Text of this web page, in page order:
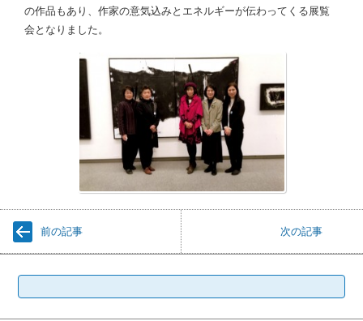
の作品もあり、作家の意気込みとエネルギーが伝わってくる展覧
会となりました。
前の記事 次の記事